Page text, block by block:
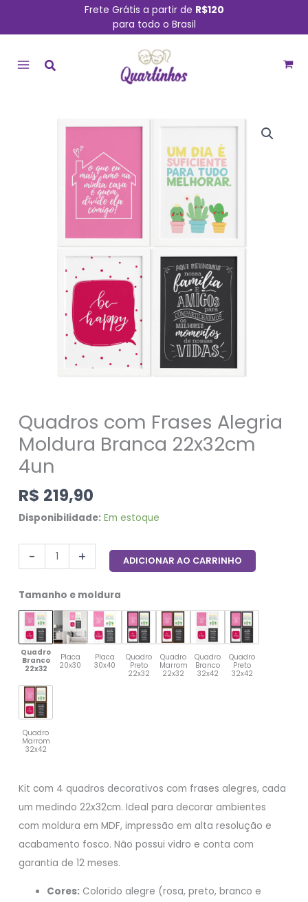
conteúdo
Frete Grátis a partir de R$120
para todo o Brasil
MENU
Quadros com Frases Alegria
Moldura Branca 22x32cm
4un
R$ 219,90
Disponibilidade: Em estoque
-
quantidade
+ ADICIONAR AO CARRINHO
Tamanho e moldura
Quadro
Branco
22x32
Placa
20x30
Placa
30x40
Quadro
Preto
22x32
Quadro
Marrom
22x32
Quadro
Branco
32x42
Quadro
Preto
32x42
Quadro
Marrom
32x42
Kit com 4 quadros decorativos com frases alegres, cada
um medindo 22x32cm. Ideal para decorar ambientes
com moldura em MDF, impressão em alta resolução e
acabamento fosco. Não possui vidro e conta com
garantia de 12 meses.
Cores: Colorido alegre (rosa, preto, branco e